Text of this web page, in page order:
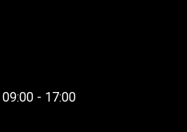
- 17:00